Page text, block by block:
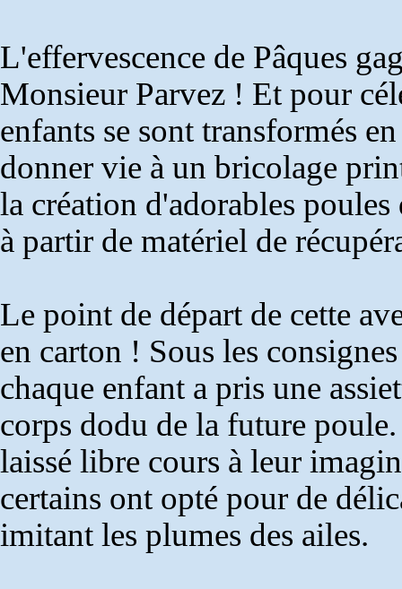
L'effervescence de Pâques
Monsieur Parvez ! Et pour
enfants se sont transformés
donner vie à un bricolage
la création d'adorables poules
à partir de matériel de
Le point de départ de cette
en carton ! Sous les
chaque enfant a pris une
corps dodu de la future
laissé libre cours à leur
certains ont opté pour de
imitant les plumes des ailes.